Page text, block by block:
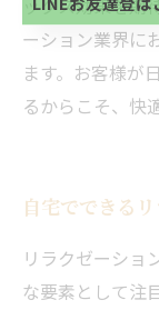
ックス効果を期
ーション業界に
ます。お客様が
るからこそ、快
自宅でできる
リラクゼーショ
な要素として注
い。
LINEお友達登